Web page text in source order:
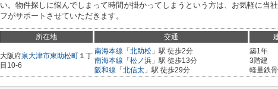
い。物件探しに悩んでしまって時間が掛かってしまうという方は、お気軽に当
フがサポートさせていただきます。
所在地 交通
大阪府泉大津市東助松町 １丁
目10-6
南海本線 「 北助松 」駅 徒歩2分
南海本線 「 松ノ浜 」駅 徒歩13分
阪和線 「 北信太 」駅 徒歩29分
築1年
3階建
軽量鉄骨